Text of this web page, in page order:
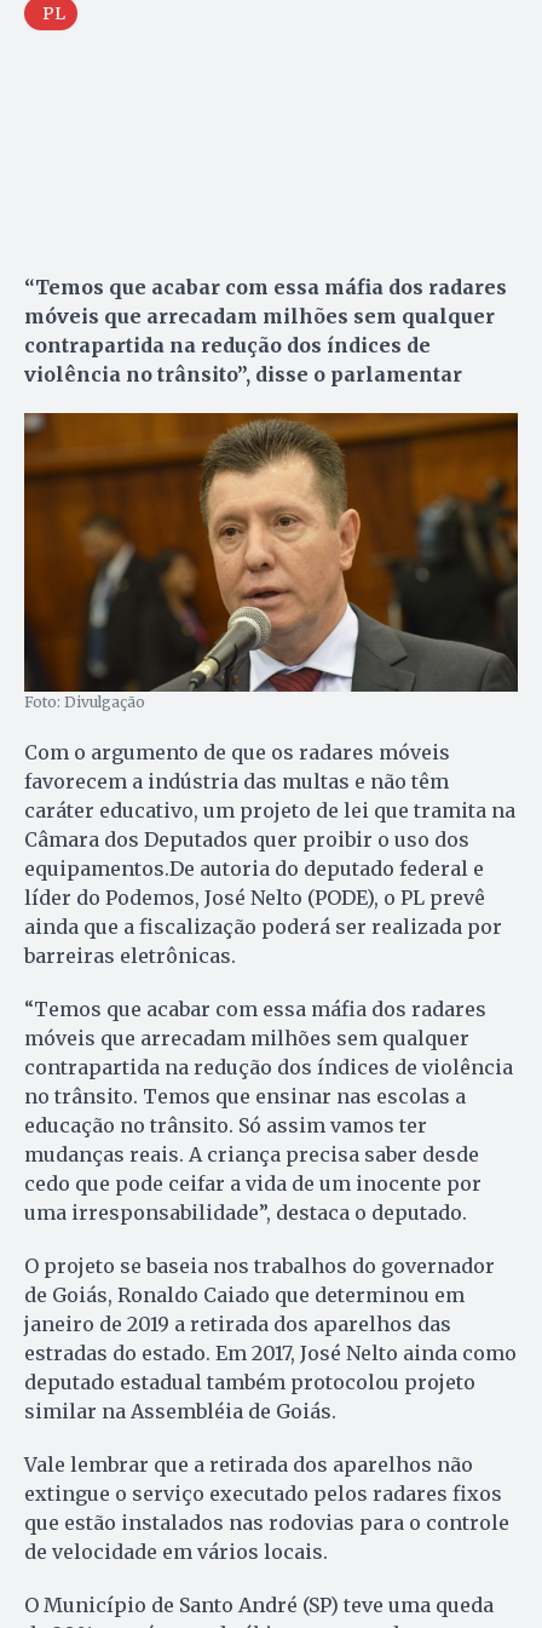
PL
“Temos que acabar com essa máfia dos radares
móveis que arrecadam milhões sem qualquer
contrapartida na redução dos índices de
violência no trânsito”, disse o parlamentar
Foto: Divulgação
Com o argumento de que os radares móveis
favorecem a indústria das multas e não têm
caráter educativo, um projeto de lei que tramita na
Câmara dos Deputados quer proibir o uso dos
equipamentos.De autoria do deputado federal e
líder do Podemos, José Nelto (PODE), o PL prevê
ainda que a fiscalização poderá ser realizada por
barreiras eletrônicas.
“Temos que acabar com essa máfia dos radares
móveis que arrecadam milhões sem qualquer
contrapartida na redução dos índices de violência
no trânsito. Temos que ensinar nas escolas a
educação no trânsito. Só assim vamos ter
mudanças reais. A criança precisa saber desde
cedo que pode ceifar a vida de um inocente por
uma irresponsabilidade”, destaca o deputado.
O projeto se baseia nos trabalhos do governador
de Goiás, Ronaldo Caiado que determinou em
janeiro de 2019 a retirada dos aparelhos das
estradas do estado. Em 2017, José Nelto ainda como
deputado estadual também protocolou projeto
similar na Assembléia de Goiás.
Vale lembrar que a retirada dos aparelhos não
extingue o serviço executado pelos radares fixos
que estão instalados nas rodovias para o controle
de velocidade em vários locais.
O Município de Santo André (SP) teve uma queda